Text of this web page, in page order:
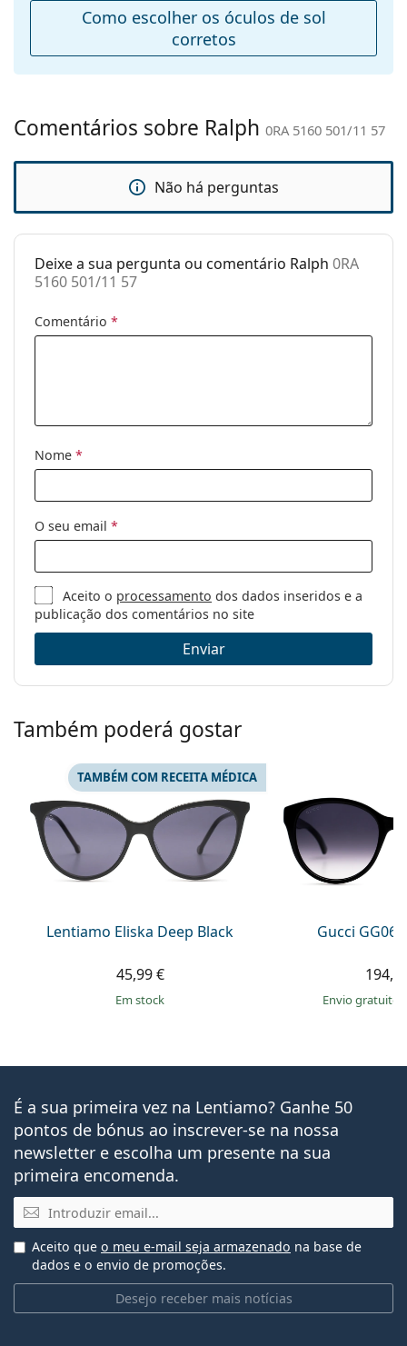
182 g
Não
Acessórios
Estojo:
Sim
limpeza:
Sim
Outros
Género:
Mulher
Marca:
Não
Como escolher os óculos de sol
corretos
Comentários sobre Ralph 0RA 5160 501/11 57
Não há perguntas
Deixe a sua pergunta ou comentário Ralph 0RA
5160 501/11 57
Comentário *
Nome *
O seu email *
Aceito o processamento dos dados inseridos e a
publicação dos comentários no site
Enviar
Também poderá gostar
Lentiamo Eliska Deep Black
TAMBÉM COM RECEITA MÉDICA
45,99 €
em stock
Gucci
Envio gratuito
É a sua primeira vez na Lentiamo? Ganhe 50
pontos de bónus ao inscrever-se na nossa
newsletter e escolha um presente na sua
primeira encomenda.
Email
Desejo receber mais notícias
Aceito que o meu e-mail seja armazenado na base de
dados e o envio de promoções.